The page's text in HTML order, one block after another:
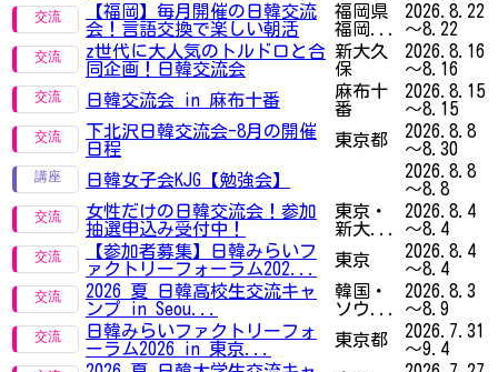
【福岡】毎月開催の日韓交流
会！言語交換で楽しい朝活
福岡県
福岡...
2026.8.22
～8.22
z世代に大人気のトルドロと合
同企画！日韓交流会
新大久
保
2026.8.16
～8.16
日韓交流会 in 麻布十番
麻布十
番
2026.8.15
～8.15
下北沢日韓交流会-8月の開催
日程
東京都
2026.8.8
～8.30
日韓女子会KJG【勉強会】
2026.8.8
～8.8
女性だけの日韓交流会！参加
抽選申込み受付中！
東京・
新大...
2026.8.4
～8.4
【参加者募集】日韓みらいフ
ァクトリーフォーラム202...
東京
2026.8.4
～8.4
2026 夏 日韓高校生交流キャ
ンプ in Seou...
韓国・
ソウ...
2026.8.3
～8.9
日韓みらいファクトリーフォ
ーラム2026 in 東京...
東京都
2026.7.31
～9.4